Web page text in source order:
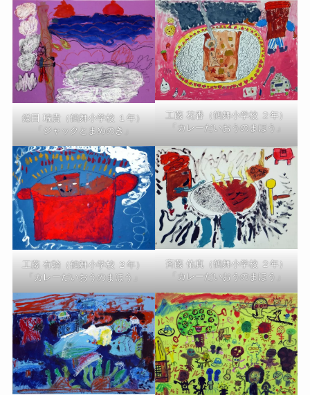
鎌田 瑞貴（鶴舞小学校 １年）
「ジャックとまめのき」
工藤 花香（鶴舞小学校 ２年）
「カレーだいおうのまほう」
工藤 有騎（鶴舞小学校 ２年）
「カレーだいおうのまほう」
斉藤 佑真（鶴舞小学校 ２年）
「カレーだいおうのまほう」